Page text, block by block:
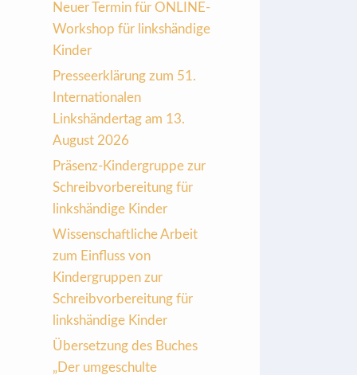
Neuer Termin für ONLINE-
Workshop für linkshändige
Kinder
Presseerklärung zum 51.
Internationalen
Linkshändertag am 13.
August 2026
Präsenz-Kindergruppe zur
Schreibvorbereitung für
linkshändige Kinder
Wissenschaftliche Arbeit
zum Einfluss von
Kindergruppen zur
Schreibvorbereitung für
linkshändige Kinder
Übersetzung des Buches
„Der umgeschulte